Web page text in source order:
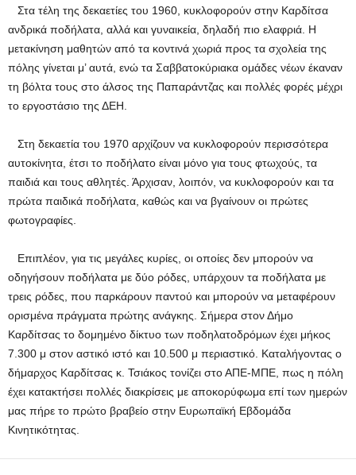
Στα τέλη της δεκαετίες του 1960, κυκλοφορούν στην Καρδίτσα
ανδρικά ποδήλατα, αλλά και γυναικεία, δηλαδή πιο ελαφριά. Η
μετακίνηση μαθητών από τα κοντινά χωριά προς τα σχολεία της
πόλης γίνεται μ’ αυτά, ενώ τα Σαββατοκύριακα ομάδες νέων έκαναν
τη βόλτα τους στο άλσος της Παπαράντζας και πολλές φορές μέχρι
το εργοστάσιο της ΔΕΗ.
Στη δεκαετία του 1970 αρχίζουν να κυκλοφορούν περισσότερα
αυτοκίνητα, έτσι το ποδήλατο είναι μόνο για τους φτωχούς, τα
παιδιά και τους αθλητές. Άρχισαν, λοιπόν, να κυκλοφορούν και τα
πρώτα παιδικά ποδήλατα, καθώς και να βγαίνουν οι πρώτες
φωτογραφίες.
Επιπλέον, για τις μεγάλες κυρίες, οι οποίες δεν μπορούν να
οδηγήσουν ποδήλατα με δύο ρόδες, υπάρχουν τα ποδήλατα με
τρεις ρόδες, που παρκάρουν παντού και μπορούν να μεταφέρουν
ορισμένα πράγματα πρώτης ανάγκης. Σήμερα στον Δήμο
Καρδίτσας το δομημένο δίκτυο των ποδηλατοδρόμων έχει μήκος
7.300 μ στον αστικό ιστό και 10.500 μ περιαστικό. Καταλήγοντας ο
δήμαρχος Καρδίτσας κ. Τσιάκος τονίζει στο ΑΠΕ-ΜΠΕ, πως η πόλη
έχει κατακτήσει πολλές διακρίσεις με αποκορύφωμα επί των ημερών
μας πήρε το πρώτο βραβείο στην Ευρωπαϊκή Εβδομάδα
Κινητικότητας.